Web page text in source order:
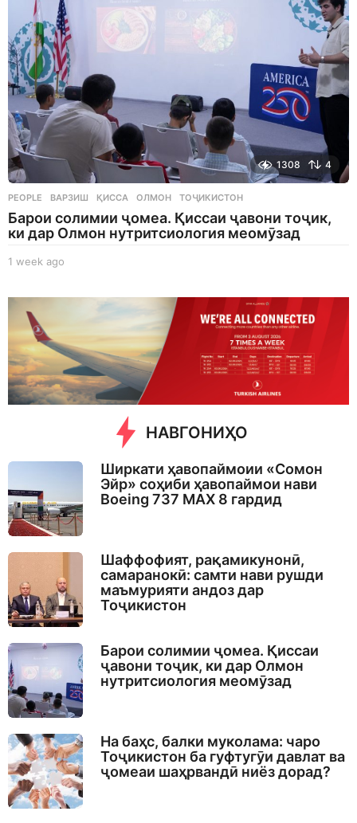
o
1308 4
PEOPLE ВАРЗИШ ,ҚИССА ,ОЛМОН ,ТОҶИКИСТОН
Барои солимии ҷомеа. Қиссаи ҷавони тоҷик,
ки дар Олмон нутритсиология меомӯзад
1 week ago
g
o
НАВГОНИҲО
Ширкати ҳавопаймоии «Сомон
Эйр» соҳиби ҳавопаймои нави
Boeing 737 MAX 8 гардид
Шаффофият, рақамикунонӣ,
самаранокӣ: самти нави рушди
маъмурияти андоз дар
Тоҷикистон
Барои солимии ҷомеа. Қиссаи
ҷавони тоҷик, ки дар Олмон
нутритсиология меомӯзад
На баҳс, балки муколама: чаро
Тоҷикистон ба гуфтугӯи давлат ва
ҷомеаи шаҳрвандӣ ниёз дорад?